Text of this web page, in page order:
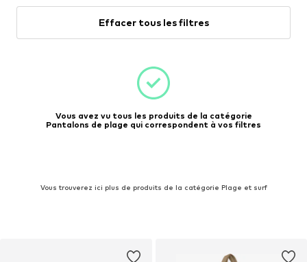
Effacer tous les filtres
Vous avez vu tous les produits de la catégorie
Pantalons de plage qui correspondent à vos filtres
Vous trouverez ici plus de produits de la catégorie Plage et surf